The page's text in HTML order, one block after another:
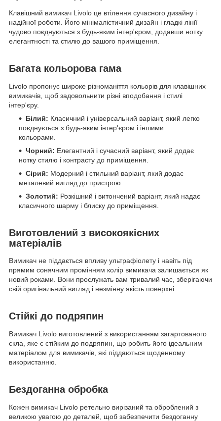
Клавішний вимикач Livolo це втілення сучасного дизайну і
надійної роботи. Його мінімалістичний дизайн і гладкі лінії
чудово поєднуються з будь-яким інтер'єром, додавши нотку
елегантності та стилю до вашого приміщення.
Багата кольорова гама
Livolo пропонує широке різноманіття кольорів для клавішних
вимикачів, щоб задовольнити різні вподобання і стилі
інтер'єру.
Білий: Класичний і універсальний варіант, який легко
поєднується з будь-яким інтер'єром і іншими
кольорами.
Чорний: Елегантний і сучасний варіант, який додає
нотку стилю і контрасту до приміщення.
Сірий: Модерний і стильний варіант, який додає
металевий вигляд до пристрою.
Золотий: Розкішний і витончений варіант, який надає
класичного шарму і блиску до приміщення.
Виготовлений з високоякісних
матеріалів
Вимикач не піддається впливу ультрафіолету і навіть під
прямим сонячним промінням колір вимикача залишається як
новий роками. Вони прослужать вам тривалий час, зберігаючи
свій оригінальний вигляд і незмінну якість поверхні.
Стійкі до подряпин
Вимикач Livolo виготовлений з використанням загартованого
скла, яке є стійким до подряпин, що робить його ідеальним
матеріалом для вимикачів, які піддаються щоденному
використанню.
Бездоганна обробка
Кожен вимикач Livolo ретельно вирізаний та оброблений з
великою увагою до деталей, щоб забезпечити бездоганну